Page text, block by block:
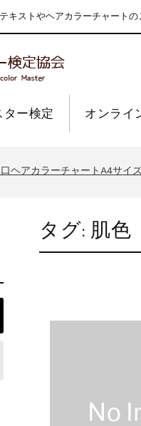
キストやヘアカラーチャート
ー検定 オンライ
ーチャートのお値引きを行いま
口ヘアカラーチャートA4サイ
ーチャートのお値引きを行いま
オンラインショップの送料の
ーチャートのお値引きを行い
タグ:肌色